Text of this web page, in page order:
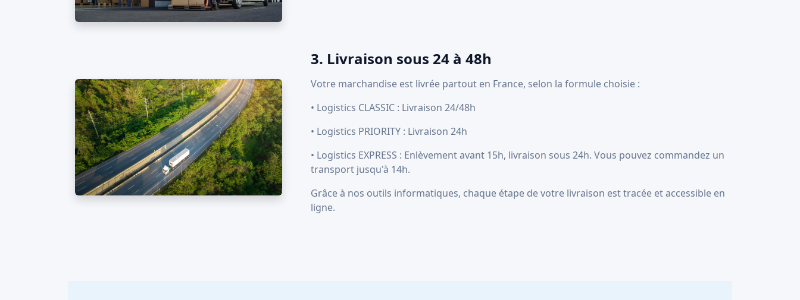
3. Livraison sous 24 à 48h
Votre marchandise est livrée partout en France, selon la formule choisie :
• Logistics CLASSIC : Livraison 24/48h
• Logistics PRIORITY : Livraison 24h
• Logistics EXPRESS : Enlèvement avant 15h, livraison sous 24h. Vous pouvez commandez un
transport jusqu'à 14h.
Grâce à nos outils informatiques, chaque étape de votre livraison est tracée et accessible en
ligne.